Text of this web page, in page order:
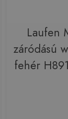
Laufen
záródású
fehér